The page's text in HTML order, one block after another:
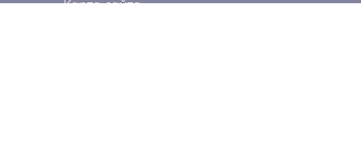
Карта сайта